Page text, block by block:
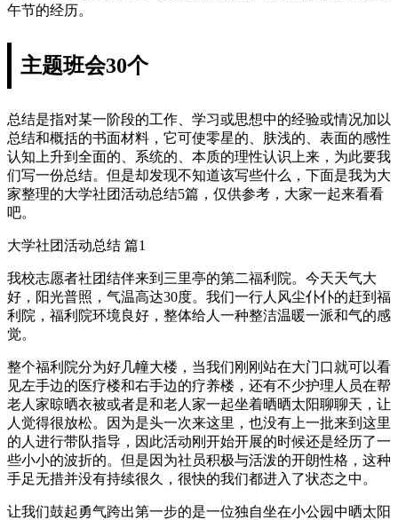
午节的经历。
主题班会30个
总结是指对某一阶段的工作、学习或思想中的经验或情况加以
总结和概括的书面材料，它可使零星的、肤浅的、表面的感性
认知上升到全面的、系统的、本质的理性认识上来，为此要我
们写一份总结。但是却发现不知道该写些什么，下面是我为大
家整理的大学社团活动总结5篇，仅供参考，大家一起来看看
吧。
大学社团活动总结 篇1
我校志愿者社团结伴来到三里亭的第二福利院。今天天气大
好，阳光普照，气温高达30度。我们一行人风尘仆仆的赶到福
利院，福利院环境良好，整体给人一种整洁温暖一派和气的感
觉。
整个福利院分为好几幢大楼，当我们刚刚站在大门口就可以看
见左手边的医疗楼和右手边的疗养楼，还有不少护理人员在帮
老人家晾晒衣被或者是和老人家一起坐着晒晒太阳聊聊天，让
人觉得很放松。因为是头一次来这里，也没有上一批来到这里
的人进行带队指导，因此活动刚开始开展的时候还是经历了一
些小小的波折的。但是因为社员积极与活泼的开朗性格，这种
手足无措并没有持续很久，很快的我们都进入了状态之中。
让我们鼓起勇气跨出第一步的是一位独自坐在小公园中晒太阳